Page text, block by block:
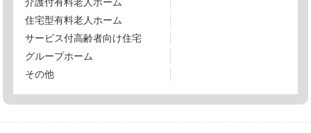
住宅型有料老人ホーム
サービス付高齢者向け住宅
グループホーム
その他